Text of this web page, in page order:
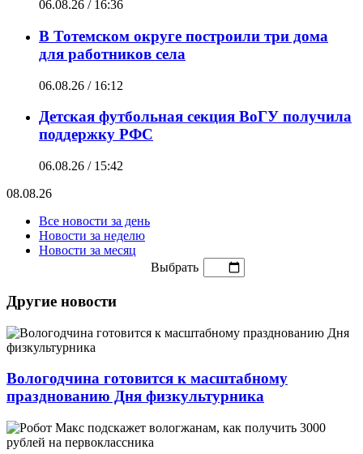
06.08.26 / 16:36
В Тотемском округе построили три дома
для работников села
06.08.26 / 16:12
Детская футбольная секция ВоГУ получила
поддержку РФС
06.08.26 / 15:42
08.08.26
Все новости за день
Новости за неделю
Новости за месяц
Выбрать
Другие новости
Вологодчина готовится к масштабному
празднованию Дня физкультурника